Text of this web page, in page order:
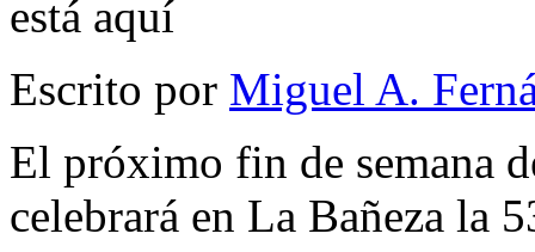
Escrito por Miguel A.
El próximo fin de semana
celebrará en La Bañeza la